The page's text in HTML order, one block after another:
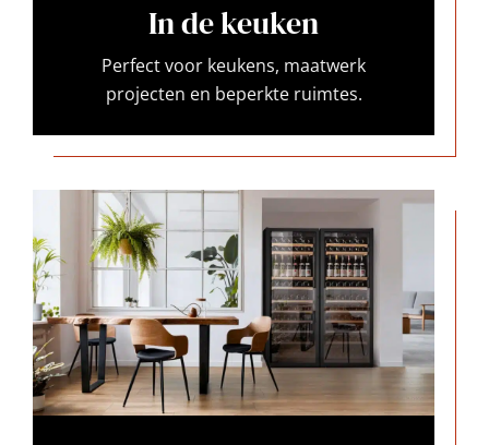
In de keuken
Perfect voor keukens, maatwerk
projecten en beperkte ruimtes.